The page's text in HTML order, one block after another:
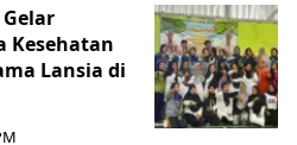
Kesehatan
Lansia di